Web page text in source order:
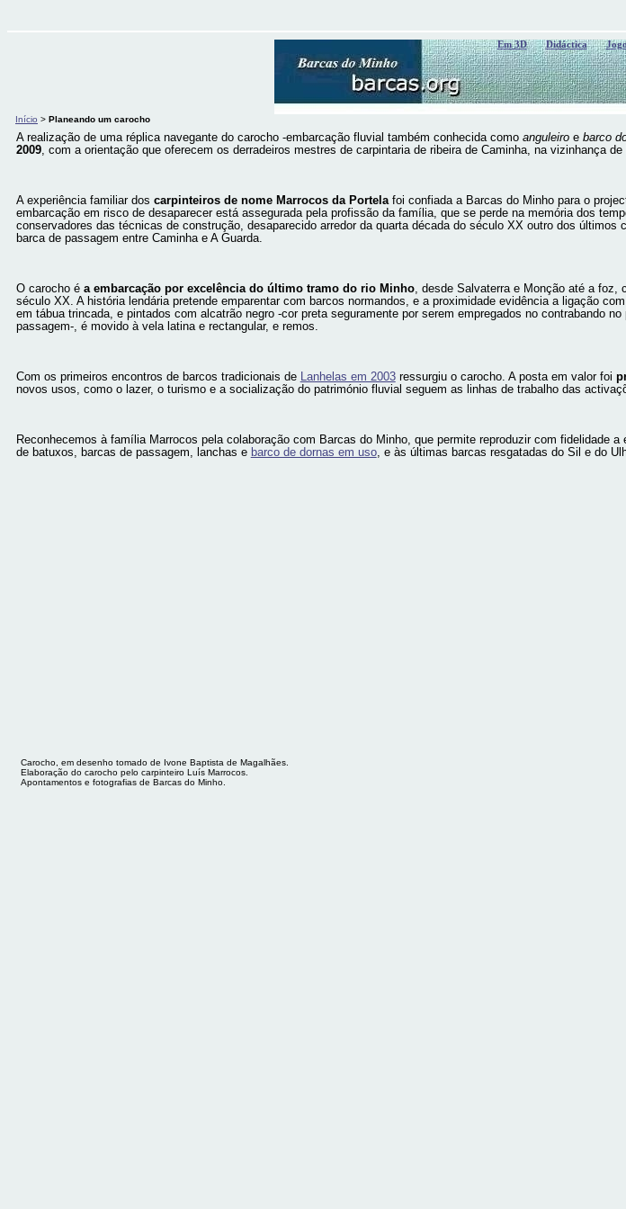
Em 3D Didáctica
Início > Planeando um carocho
A realização de uma réplica navegante do carocho -embarcação fluvial também conhecida como anguleiro e barco
2009, com a orientação que oferecem os derradeiros mestres de carpintaria de ribeira de Caminha, na vizinhança
A experiência familiar dos carpinteiros de nome Marrocos da Portelafoi confiada a Barcas do Minho para o
embarcação em risco de desaparecer está assegurada pela profissão da família, que se perde na memória dos
conservadores das técnicas de construção, desaparecido arredor da quarta década do século XX outro dos últimos
barca de passagem entre Caminha e A Guarda.
O carocho é a embarcação por excelência do último tramo do rio Minho, desde Salvaterra e Monção até a foz,
século XX. A história lendária pretende emparentar com barcos normandos, e a proximidade evidência a ligação
em tábua trincada, e pintados com alcatrão negro -cor preta seguramente por serem empregados no contrabando
passagem-, é movido à vela latina e rectangular, e remos.
Com os primeiros encontros de barcos tradicionais de Lanhelas em 2003ressurgiu o carocho. A posta em valor foi
novos usos, como o lazer, o turismo e a socialização do património fluvial seguem as linhas de trabalho das
Reconhecemos à família Marrocos pela colaboração com Barcas do Minho, que permite reproduzir com fidelidade
de batuxos, barcas de passagem, lanchas e barco de dornas em uso, e às últimas barcas resgatadas do Sil e do
Carocho, em desenho tomado de Ivone Baptista de Magalhães.
Elaboração do carocho pelo carpinteiro Luís Marrocos.
Apontamentos e fotografias de Barcas do Minho.